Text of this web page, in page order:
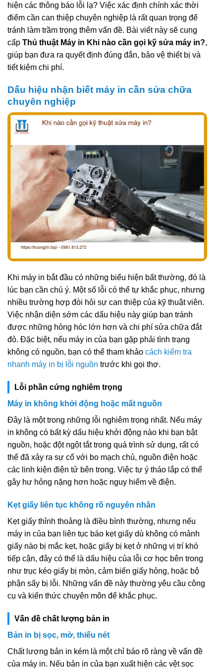
hiện các thông báo lỗi lạ? Việc xác định chính xác thời
điểm cần can thiệp chuyên nghiệp là rất quan trọng để
tránh làm trầm trọng thêm vấn đề. Bài viết này sẽ cung
cấp Thủ thuật Máy in Khi nào cần gọi kỹ sửa máy in?,
giúp bạn đưa ra quyết định đúng đắn, bảo vệ thiết bị và
tiết kiệm chi phí.
Dấu hiệu nhận biết máy in cần sửa chữa
chuyên nghiệp
Khi máy in bắt đầu có những biểu hiện bất thường, đó là
lúc bạn cần chú ý. Một số lỗi có thể tự khắc phục, nhưng
nhiều trường hợp đòi hỏi sự can thiệp của kỹ thuật viên.
Việc nhận diện sớm các dấu hiệu này giúp bạn tránh
được những hỏng hóc lớn hơn và chi phí sửa chữa đắt
đỏ. Đặc biệt, nếu máy in của bạn gặp phải tình trạng
không có nguồn, bạn có thể tham khảo cách kiểm tra
nhanh máy in bị lỗi nguồn trước khi gọi thợ.
Lỗi phần cứng nghiêm trọng
Máy in không khởi động hoặc mất nguồn
Đây là một trong những lỗi nghiêm trọng nhất. Nếu máy
in không có bất kỳ dấu hiệu khởi động nào khi bạn bật
nguồn, hoặc đột ngột tắt trong quá trình sử dụng, rất có
thể đã xảy ra sự cố với bo mạch chủ, nguồn điện hoặc
các linh kiện điện tử bên trong. Việc tự ý tháo lắp có thể
gây hư hỏng nặng hơn hoặc nguy hiểm về điện.
Kẹt giấy liên tục không rõ nguyên nhân
Kẹt giấy thỉnh thoảng là điều bình thường, nhưng nếu
máy in của bạn liên tục báo kẹt giấy dù không có mảnh
giấy nào bị mắc kẹt, hoặc giấy bị kẹt ở những vị trí khó
tiếp cận, đây có thể là dấu hiệu của lỗi cơ học bên trong
như trục kéo giấy bị mòn, cảm biến giấy hỏng, hoặc bộ
phận sấy bị lỗi. Những vấn đề này thường yêu cầu công
cụ và kiến thức chuyên môn để khắc phục.
Vấn đề chất lượng bản in
Bản in bị sọc, mờ, thiếu nét
Chất lượng bản in kém là một chỉ báo rõ ràng về vấn đề
của máy in. Nếu bản in của bạn xuất hiện các vệt sọc